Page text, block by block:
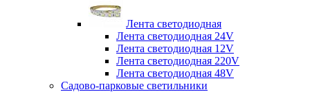
Лента светодиодная
Лента светодиодная 24V
Лента светодиодная 12V
Лента светодиодная 220V
Лента светодиодная 48V
Садово-парковые светильники